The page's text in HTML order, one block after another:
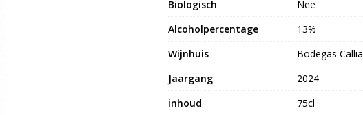
Biologisch
Nee
Alcoholpercentage
13%
Wijnhuis
Bodegas Callia
Jaargang
2024
inhoud
75cl